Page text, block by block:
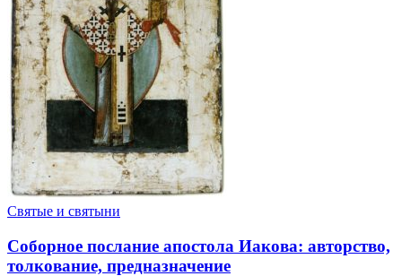
Святые и святыни
Соборное послание апостола Иакова: авторство,
толкование, предназначение